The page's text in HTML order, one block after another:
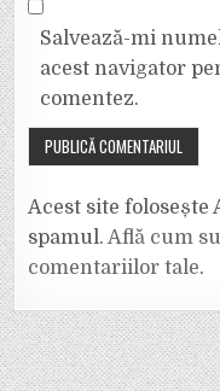
Salvează-mi
acest navigator
comentez.
Acest site
spamul.Află cum
comentariilor tale.